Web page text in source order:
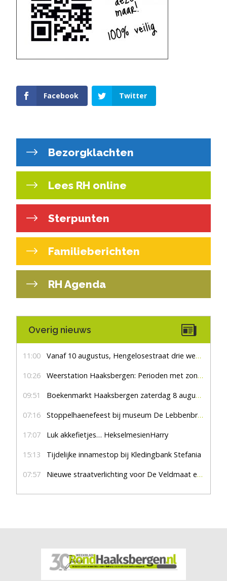
Facebook Twitter
Bezorgklachten
Lees RH online
Sterpunten
Familieberichten
RH Agenda
Overig nieuws
11:00 Vanaf 10 augustus, Hengelosestraat drie weken dicht voor doorgaand verkeer
10:26 Weerstation Haaksbergen: Perioden met zon en droog
09:51 Boekenmarkt Haaksbergen zaterdag 8 augustus, marktplein Haaksbergen
07:16 Stoppelhaenefeest bij museum De Lebbenbrugge
17:07 Luk akkefietjes… HekselmesienHarry
15:13 Tijdelijke innamestop bij Kledingbank Stefania
07:57 Nieuwe straatverlichting voor De Veldmaat en De Pas